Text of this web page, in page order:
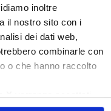
inoltre
il nostro sito con i
dei dati web,
combinarle con
o che hanno raccolto
Xverranno accettati